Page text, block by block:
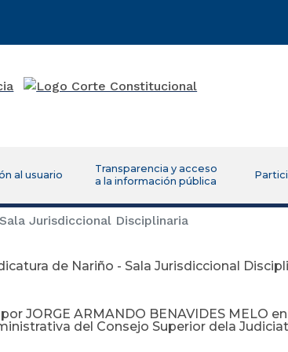
al usuario
Transparencia y acceso
a la información pública
Jurisdiccional Disciplinaria
de Nariño - Sala Jurisdiccional
JORGE ARMANDO BENAVIDES MELO
del Consejo Superior dela